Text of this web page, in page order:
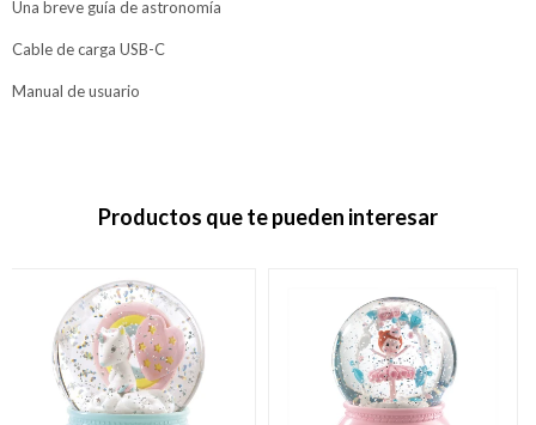
Una breve guía de astronomía
Cable de carga USB-C
Manual de usuario
Productos que te pueden interesar